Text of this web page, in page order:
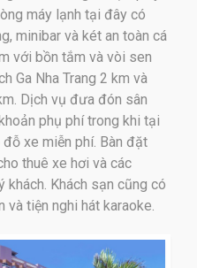
máy lạnh tại đây có
minibar và két an toàn cá
với bồn tắm và vòi sen
Ga Nha Trang 2 km và
Dịch vụ đưa đón sân
phụ phí trong khi tại
xe miễn phí. Bàn đặt
thuê xe hơi và các
khách. Khách sạn cũng có
và tiện nghi hát karaoke.